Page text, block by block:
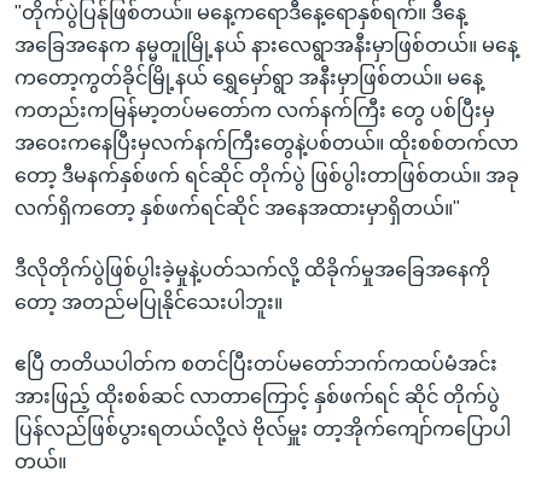
"တိုက်ပွဲပြန်ုဖြစ်တယ်။ မနေ့ကရောဒီနေ့ရောနှစ်ရက်။ ဒီနေ့
အခြေအနေက နမ္မတူုမြို့နယ် နားလေရွာအနီးမှာဖြစ်တယ်။ မနေ့
ကတော့ကွတ်ခိုင်မြို့နယ် ရွှေမှော်ရွာ အနီးမှာဖြစ်တယ်။ မနေ့
ကတည်းကမြန်မာ့တပ်မတော်က လက်နက်ကြီး တွေ ပစ်ပြီးမှ
အဝေးကနေပြီးမှလက်နက်ကြီးတွေနဲ့ပစ်တယ်။ ထိုးစစ်တက်လာ
တော့ ဒီမနက်နှစ်ဖက် ရင်ဆိုင် တိုက်ပွဲ ဖြစ်ပွါးတာဖြစ်တယ်။ အခု
လက်ရှိကတော့ နှစ်ဖက်ရင်ဆိုင် အနေအထားမှာရှိတယ်။"
ဒီလိုတိုက်ပွဲဖြစ်ပွါးခဲ့မှုနဲ့ပတ်သက်လို့ ထိခိုက်မှုအခြေအနေကို
တော့ အတည်မပြုနိုင်သေးပါဘူး။
ဧပြီ တတိယပါတ်က စတင်ပြီးတပ်မတော်ဘက်ကထပ်မံအင်း
အားဖြည့် ထိုးစစ်ဆင် လာတာကြောင့် နှစ်ဖက်ရင် ဆိုင် တိုက်ပွဲ
ပြန်လည်ဖြစ်ပွားရတယ်လို့လဲ ဗိုလ်မှူး တာ့အိုက်ကျော်ကပြောပါ
တယ်။